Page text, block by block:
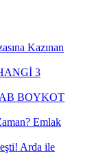
Kazınan
3
BOYKOT
Emlak
Arda ile